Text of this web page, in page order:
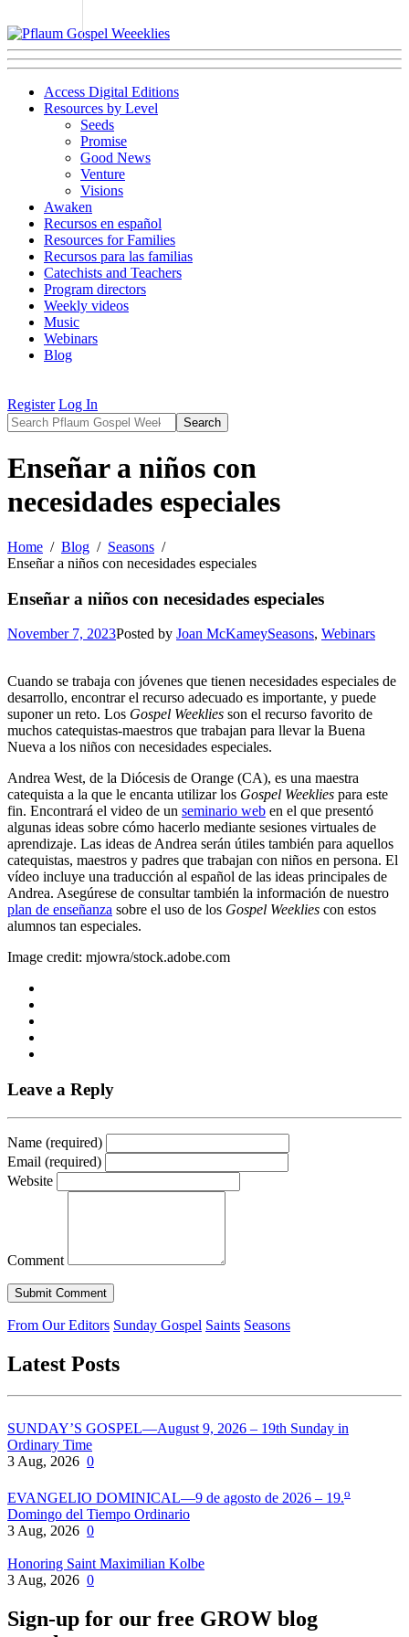
Access Digital Editions
Resources by Level
Seeds
Promise
Good News
Venture
Visions
Awaken
Recursos en español
Resources for Families
Recursos para las familias
Catechists and Teachers
Program directors
Weekly videos
Music
Webinars
Blog
Register Log In
Search
Enseñar a niños con
necesidades especiales
Home Blog
Seasons
Enseñar a niños con necesidades especiales
Enseñar a niños con necesidades especiales
November 7, 2023Posted by Joan McKameySeasons, Webinars
Cuando se trabaja con jóvenes que tienen necesidades especiales de
desarrollo, encontrar el recurso adecuado es importante, y puede
suponer un reto. Los Gospel Weeklies son el recurso favorito de
muchos catequistas-maestros que trabajan para llevar la Buena
Nueva a los niños con necesidades especiales.
Andrea West, de la Diócesis de Orange (CA), es una maestra
catequista a la que le encanta utilizar los Gospel Weeklies para este
fin. Encontrará el video de un seminario web en el que presentó
algunas ideas sobre cómo hacerlo mediante sesiones virtuales de
aprendizaje. Las ideas de Andrea serán útiles también para aquellos
catequistas, maestros y padres que trabajan con niños en persona. El
vídeo incluye una traducción al español de las ideas principales de
Andrea. Asegúrese de consultar también la información de nuestro
plan de enseñanza sobre el uso de los Gospel Weeklies con estos
alumnos tan especiales.
Image credit: mjowra/stock.adobe.com
Leave a Reply
Name (required)
Email (required)
Website
Comment
From Our Editors Sunday Gospel Saints Seasons
Latest Posts
SUNDAY’S GOSPEL—August 9, 2026 – 19th Sunday in
Ordinary Time
3 Aug, 2026 0
EVANGELIO DOMINICAL—9 de agosto de 2026 – 19.o
Domingo del Tiempo Ordinario
3 Aug, 2026 0
Honoring Saint Maximilian Kolbe
3 Aug, 2026 0
Sign-up for our free GROW blog